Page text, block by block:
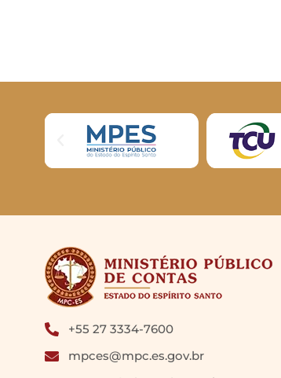
+55 27 3334-7600
mpces@mpc.es.gov.br